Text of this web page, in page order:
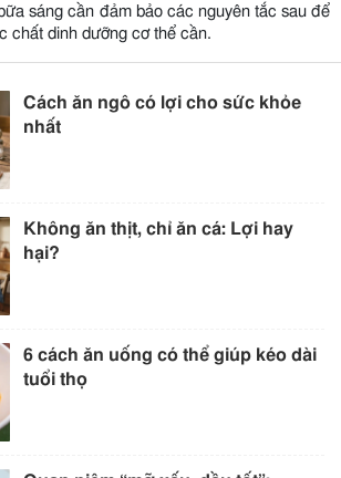
sáng cần đảm bảo các nguyên tắc sau để
chất dinh dưỡng cơ thể cần.
Cách ăn ngô có lợi cho sức khỏe
nhất
Không ăn thịt, chỉ ăn cá: Lợi hay
hại?
6 cách ăn uống có thể giúp kéo dài
tuổi thọ